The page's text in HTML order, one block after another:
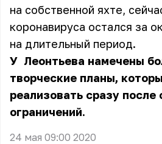
на собственной яхте,
коронавируса остался за
на длительный период.
У Леонтьева намечены
творческие планы,
реализовать сразу после
ограничений.
24 мая 09:00 2020